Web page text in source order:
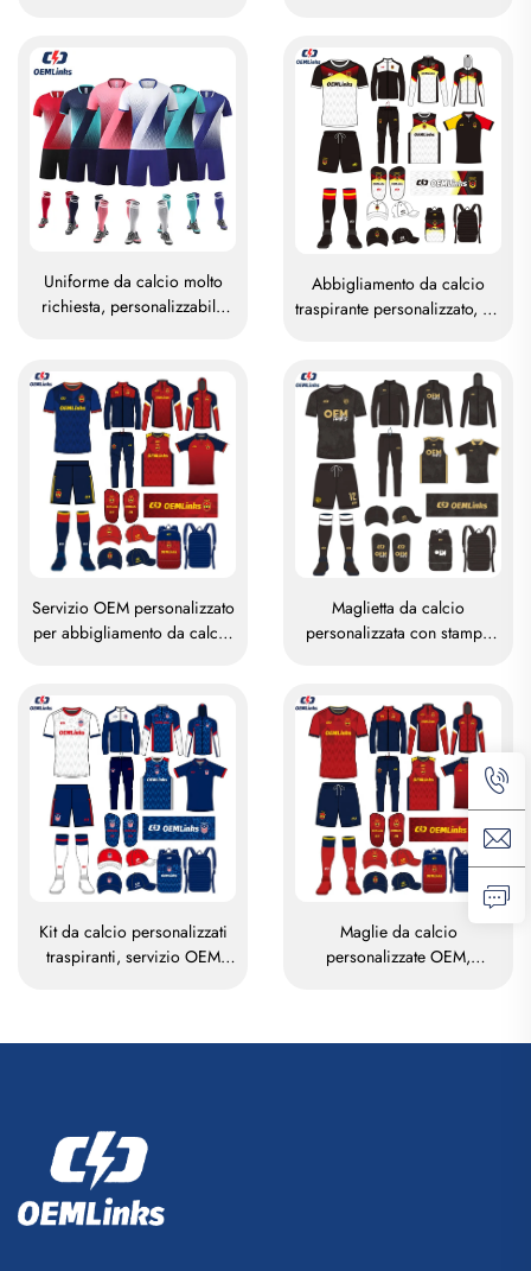
personalizzato, uniforme per
squadre di calcio
maglie da calcio sublimati,
abbigliamento da calcio
Uniforme da calcio molto
richiesta, personalizzabile
Abbigliamento da calcio
traspirante personalizzato, set
set di uniformi, maglie da
calcio sublimati
Servizio OEM personalizzato
per abbigliamento da calcio
calcio, magliette da calcio,
divise da calcio, maglie da
calcio sublimate
Maglietta da calcio
personalizzata con stampa
calcio, divisa da calcio,
maglia da calcio,
abbigliamento da calcio,
maglia da calcio
Kit da calcio personalizzati
traspiranti, servizio OEM
Maglie da calcio
personalizzate OEM,